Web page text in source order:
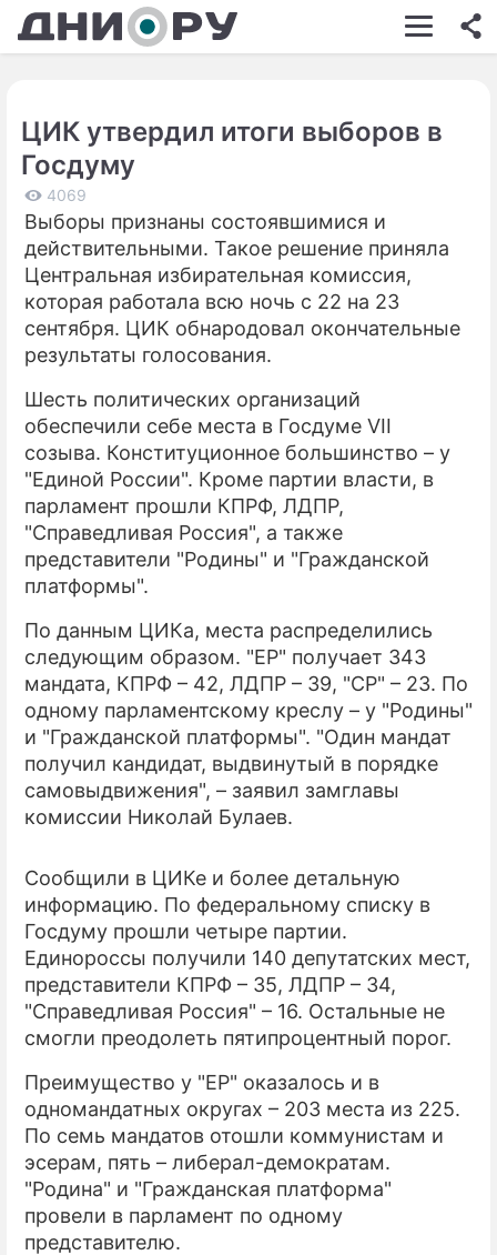
ШОУ-БИЗНЕС
КИНО
ЗДОРОВЬЕ
ЭКОНОМИКА
СТИЛЬ ЖИЗНИ
СЕРИАЛЫ
ИГРЫ
ПРЕСС-РЕЛИЗЫ
ЦИК утвердил итоги выборов в
Госдуму
4069
Выборы признаны состоявшимися и
действительными. Такое решение приняла
Центральная избирательная комиссия,
которая работала всю ночь с 22 на 23
сентября. ЦИК обнародовал окончательные
результаты голосования.
Шесть политических организаций
обеспечили себе места в Госдуме VII
созыва. Конституционное большинство – у
"Единой России". Кроме партии власти, в
парламент прошли КПРФ, ЛДПР,
"Справедливая Россия", а также
представители "Родины" и "Гражданской
платформы".
По данным ЦИКа, места распределились
следующим образом. "ЕР" получает 343
мандата, КПРФ – 42, ЛДПР – 39, "СР" – 23. По
одному парламентскому креслу – у "Родины"
и "Гражданской платформы". "Один мандат
получил кандидат, выдвинутый в порядке
самовыдвижения", – заявил замглавы
комиссии Николай Булаев.
Сообщили в ЦИКе и более детальную
информацию. По федеральному списку в
Госдуму прошли четыре партии.
Единороссы получили 140 депутатских мест,
представители КПРФ – 35, ЛДПР – 34,
"Справедливая Россия" – 16. Остальные не
смогли преодолеть пятипроцентный порог.
Преимущество у "ЕР" оказалось и в
одномандатных округах – 203 места из 225.
По семь мандатов отошли коммунистам и
эсерам, пять – либерал-демократам.
"Родина" и "Гражданская платформа"
провели в парламент по одному
представителю.